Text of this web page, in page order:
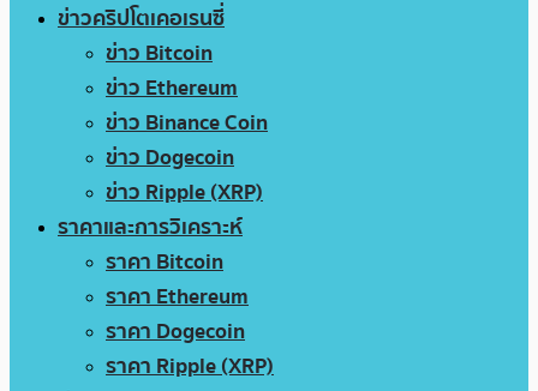
ข่าวคริปโตเคอเรนซี่
ข่าว Bitcoin
ข่าว Ethereum
ข่าว Binance Coin
ข่าว Dogecoin
ข่าว Ripple (XRP)
ราคาและการวิเคราะห์
ราคา Bitcoin
ราคา Ethereum
ราคา Dogecoin
ราคา Ripple (XRP)